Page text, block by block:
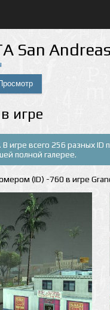
San
игре
. В игре всего 256 разных
полной галерее.
(ID) -760 в игре